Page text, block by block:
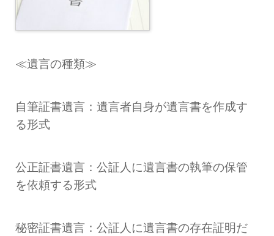
≪遺言の種類≫
自筆証書遺言：遺言者自身が遺言書を作成す
る形式
公正証書遺言：公証人に遺言書の執筆の保管
を依頼する形式
秘密証書遺言：公証人に遺言書の存在証明だ